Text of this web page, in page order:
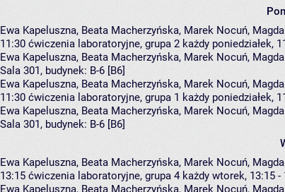
Ewa Kapeluszna, Beata Macherzyńska, Marek Nocuń,
11:30 ćwiczenia laboratoryjne, grupa 2 każdy poniedziałek,
Ewa Kapeluszna, Beata Macherzyńska, Marek Nocuń,
Sala 301, budynek: B-6 [B6]
Ewa Kapeluszna, Beata Macherzyńska, Marek Nocuń,
11:30 ćwiczenia laboratoryjne, grupa 1 każdy poniedziałek,
Ewa Kapeluszna, Beata Macherzyńska, Marek Nocuń,
Sala 301, budynek: B-6 [B6]
Ewa Kapeluszna, Beata Macherzyńska, Marek Nocuń,
13:15 ćwiczenia laboratoryjne, grupa 4 każdy wtorek, 13:15 -
Ewa Kapeluszna, Beata Macherzyńska, Marek Nocuń,